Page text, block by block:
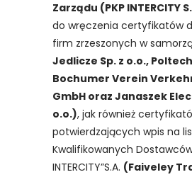
Zarządu (PKP INTERCITY
do wręczenia certyfikatów
firm zrzeszonych w
Jedlicze Sp. z o.o.,
Bochumer Verein
GmbH oraz Janaszek
o.o.), jak również
potwierdzających wpis na
Kwalifikowanych Dostawców
INTERCITY”S.A. (Faiveley